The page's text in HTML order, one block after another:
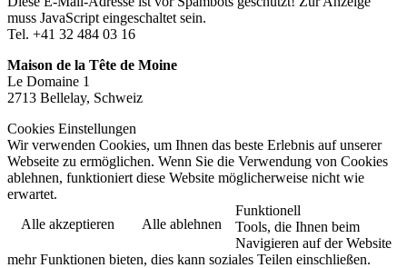
muss JavaScript eingeschaltet sein.
Tel. +41 32 484 03 16
Maison de la Tête de Moine
Le Domaine 1
2713 Bellelay, Schweiz
Cookies Einstellungen
Wir verwenden Cookies, um Ihnen das beste Erlebnis auf unserer
Webseite zu ermöglichen. Wenn Sie die Verwendung von Cookies
ablehnen, funktioniert diese Website möglicherweise nicht wie
erwartet.
Alle akzeptieren
Alle ablehnen
Funktionell
Tools, die Ihnen beim
Navigieren auf der Website
mehr Funktionen bieten, dies kann soziales Teilen einschließen.